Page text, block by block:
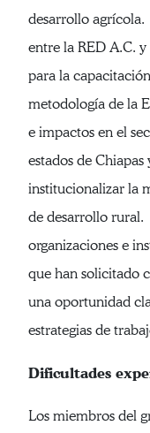
desarrollo agrícola.
entre la RED A.C.
para la
metodología de la
e impactos en el
estados de
institucionalizar la
de desarrollo rural.
organizaciones e
que han solicitado
una oportunidad
estrategias de
Dificultades
Los miembros del